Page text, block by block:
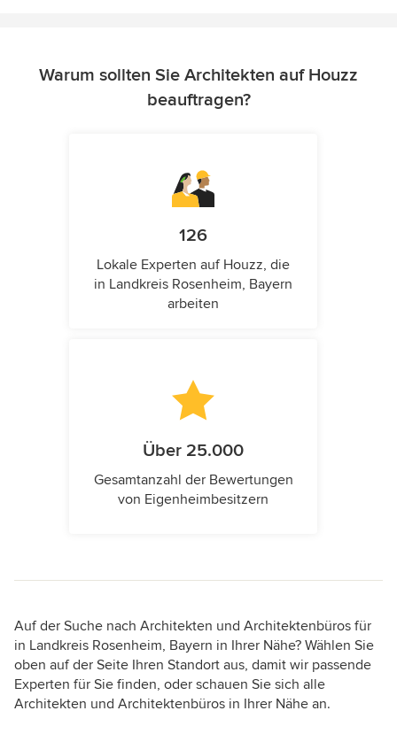
Warum sollten Sie Architekten auf Houzz
beauftragen?
126
Lokale Experten auf Houzz, die
in Landkreis Rosenheim, Bayern
arbeiten
Über 25.000
Gesamtanzahl der Bewertungen
von Eigenheimbesitzern
Auf der Suche nach Architekten und Architektenbüros für
in Landkreis Rosenheim, Bayern in Ihrer Nähe? Wählen Sie
oben auf der Seite Ihren Standort aus, damit wir passende
Experten für Sie finden, oder schauen Sie sich alle
Architekten und Architektenbüros in Ihrer Nähe an.